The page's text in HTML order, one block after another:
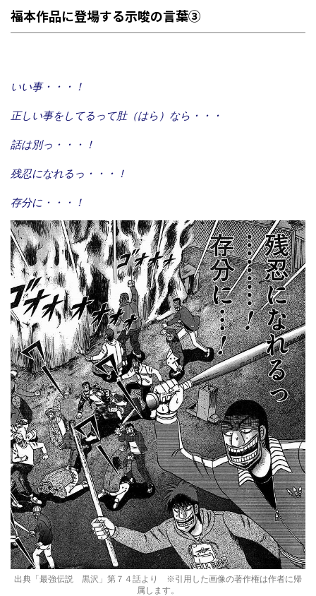
福本作品に登場する示唆の言葉③
いい事・・・！
正しい事をしてるって肚（はら）なら・・・
話は別っ・・・！
残忍になれるっ・・・！
存分に・・・！
出典「最強伝説 黒沢」第７４話より ※引用した画像の著作権は作者に帰
属します。